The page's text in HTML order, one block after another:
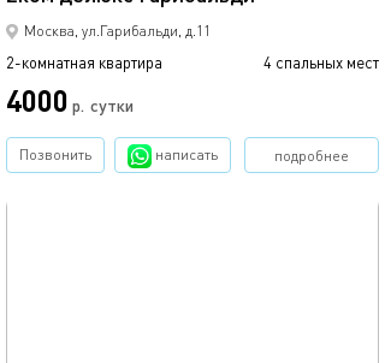
Москва, ул.Гарибальди, д.11
2-комнатная квартира 4 спальных мест
4000 р. сутки
подробнее
Позвонить написать